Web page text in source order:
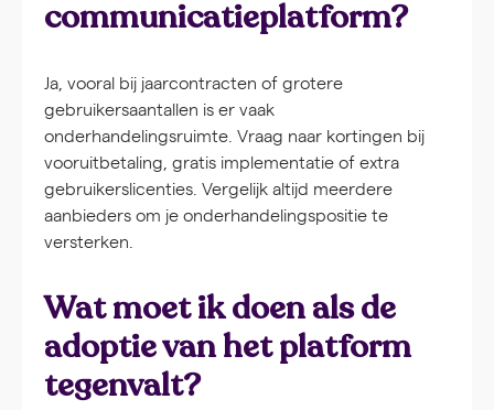
communicatieplatform?
Ja, vooral bij jaarcontracten of grotere
gebruikersaantallen is er vaak
onderhandelingsruimte. Vraag naar kortingen bij
vooruitbetaling, gratis implementatie of extra
gebruikerslicenties. Vergelijk altijd meerdere
aanbieders om je onderhandelingspositie te
versterken.
Wat moet ik doen als de
adoptie van het platform
tegenvalt?